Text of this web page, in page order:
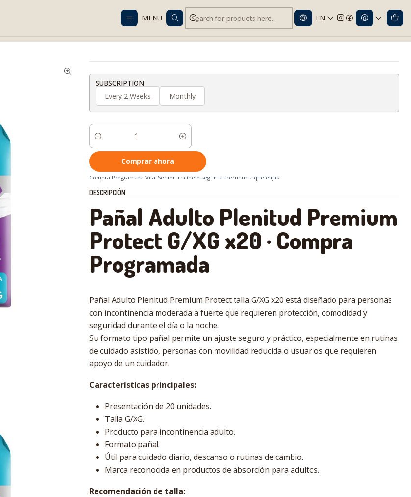
MENU EN
Despacho gratis en RM desde $100.000. Revisa las condiciones.
Pañal Adulto Plenitud Premium Protect G/XG x20 · Compra Programada
SUBSCRIPTION
Every 2 Weeks
Monthly
Cantidad
Comprar ahora
Compra Programada Vital Senior: recíbelo según la frecuencia que elijas.
DESCRIPCIÓN
Pañal Adulto Plenitud Premium
Protect G/XG x20 · Compra
Programada
Pañal Adulto Plenitud Premium Protect talla G/XG x20 está diseñado para personas
con incontinencia moderada a fuerte que requieren protección, comodidad y
seguridad durante el día o la noche.
Su formato tipo pañal permite un ajuste seguro y práctico, especialmente en rutinas
de cuidado asistido, personas con movilidad reducida o usuarios que requieren
apoyo de un cuidador.
Características principales:
Presentación de 20 unidades.
Talla G/XG.
Producto para incontinencia adulto.
Formato pañal.
Útil para cuidado diario, descanso o rutinas de cambio.
Marca reconocida en productos de absorción para adultos.
Recomendación de talla: